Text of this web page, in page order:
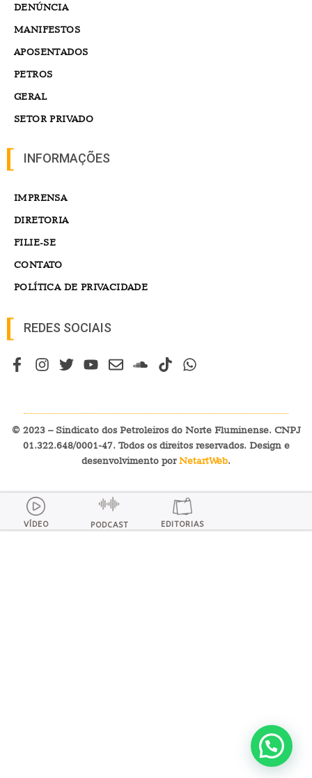
DENÚNCIA
MANIFESTOS
APOSENTADOS
PETROS
GERAL
SETOR PRIVADO
INFORMAÇÕES
IMPRENSA
DIRETORIA
FILIE-SE
CONTATO
POLÍTICA DE PRIVACIDADE
REDES SOCIAIS
© 2023 – Sindicato dos Petroleiros do Norte Fluminense. CNPJ
01.322.648/0001-47. Todos os direitos reservados. Design e
desenvolvimento porNetartWeb.
VÍDEO PODCAST EDITORIAS